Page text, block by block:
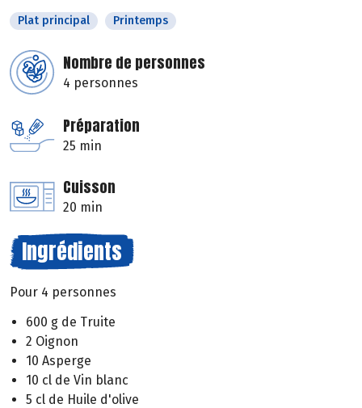
Plat principal Printemps
Nombre de personnes
4 personnes
Préparation
25 min
Cuisson
20 min
Ingrédients
Pour 4 personnes
600 g de Truite
2 Oignon
10 Asperge
10 cl de Vin blanc
5 cl de Huile d'olive